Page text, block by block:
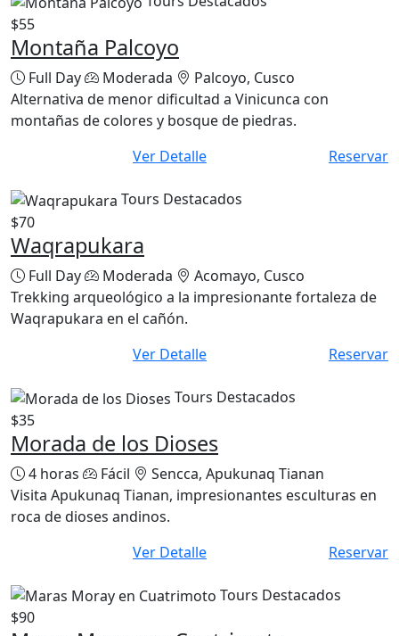
$55
Montaña Palcoyo
Full Day Moderada
Alternativa de menor dificultad a Vinicunca con
montañas de colores y bosque de piedras.
$70
Waqrapukara
Full Day Moderada
Trekking arqueológico a la impresionante fortaleza de
Waqrapukara en el cañón.
$35
Morada de los Dioses
4 horas Fácil
Sencca, Apukunaq Tianan
Visita Apukunaq Tianan, impresionantes esculturas en
roca de dioses andinos.
$90
Maras Moray en Cuatrimoto